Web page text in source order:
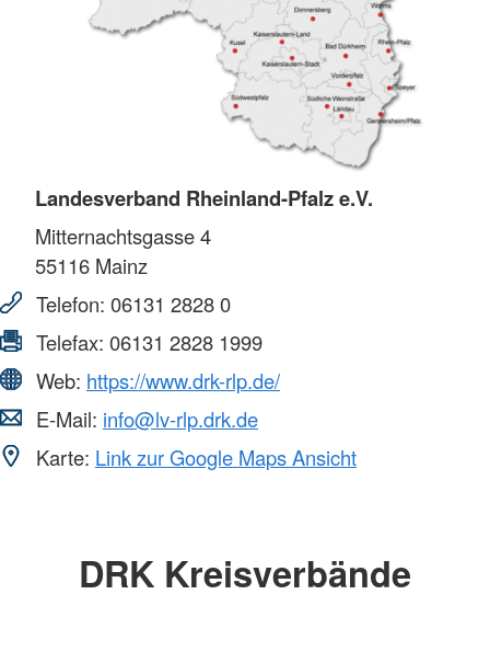
Landesverband Rheinland-Pfalz e.V.
Mitternachtsgasse 4
55116 Mainz
Telefon: 06131 2828 0
Telefax: 06131 2828 1999
Web: https://www.drk-rlp.de/
E-Mail: info@lv-rlp.drk.de
Karte: Link zur Google Maps Ansicht
DRK Kreisverbände